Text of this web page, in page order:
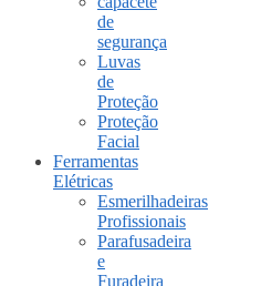
de
segurança
Luvas
de
Proteção
Proteção
Facial
Ferramentas
Elétricas
Esmerilhadeiras
Profissionais
Parafusadeira
e
Furadeira